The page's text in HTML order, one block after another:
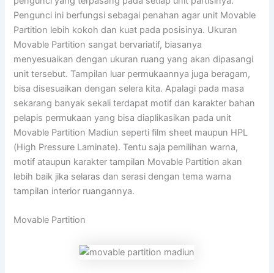
Pengunci ini berfungsi sebagai penahan agar unit Movable
Partition lebih kokoh dan kuat pada posisinya. Ukuran
Movable Partition sangat bervariatif, biasanya
menyesuaikan dengan ukuran ruang yang akan dipasangi
unit tersebut. Tampilan luar permukaannya juga beragam,
bisa disesuaikan dengan selera kita. Apalagi pada masa
sekarang banyak sekali terdapat motif dan karakter bahan
pelapis permukaan yang bisa diaplikasikan pada unit
Movable Partition Madiun seperti film sheet maupun HPL
(High Pressure Laminate). Tentu saja pemilihan warna,
motif ataupun karakter tampilan Movable Partition akan
lebih baik jika selaras dan serasi dengan tema warna
tampilan interior ruangannya.
Movable Partition